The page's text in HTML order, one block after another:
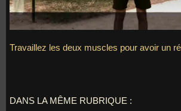
Travaillez les deux muscles pour avoir un
DANS LA MÊME RUBRIQUE :